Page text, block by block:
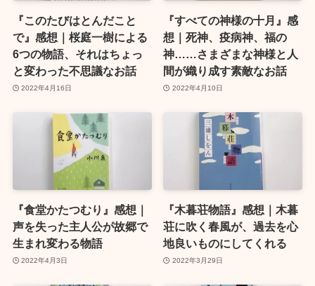
『このたびはとんだこと
で』感想｜桜庭一樹による
6つの物語、それはちょっ
と変わった不思議なお話
2022年4月16日
『すべての神様の十月』感
想｜死神、疫病神、福の
神……さまざまな神様と人
間が織り成す素敵なお話
2022年4月10日
『食堂かたつむり』感想｜
声を失った主人公が故郷で
生まれ変わる物語
2022年4月3日
『木暮荘物語』感想｜木暮
荘に吹く春風が、過去を心
地良いものにしてくれる
2022年3月29日